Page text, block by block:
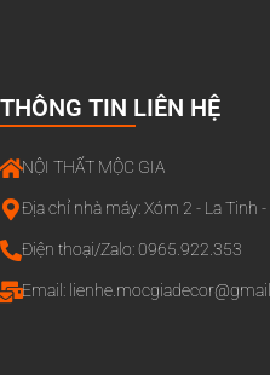
THÔNG TIN LIÊN HỆ
NỘI THẤT MỘC GIA
Địa chỉ nhà máy: Xóm 2 - La Tinh
Điện thoại/Zalo: 0965.922.353
Email: